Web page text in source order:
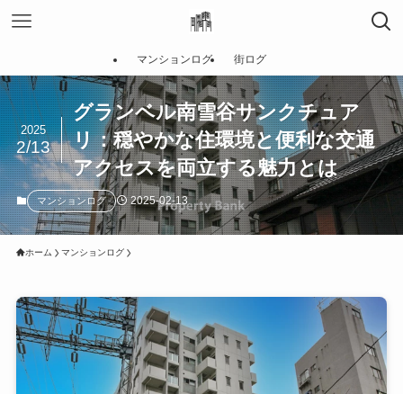
マンションログ 街ログ
グランベル南雪谷サンクチュア
リ：穏やかな住環境と便利な交通
アクセスを両立する魅力とは
2025
2/13
マンションログ 2025-02-13
ホーム マンションログ